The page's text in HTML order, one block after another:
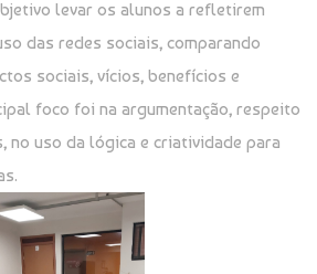
levar os alunos a refletirem
das redes sociais, comparando
sociais, vícios, benefícios e
foco foi na argumentação, respeito
no uso da lógica e criatividade para